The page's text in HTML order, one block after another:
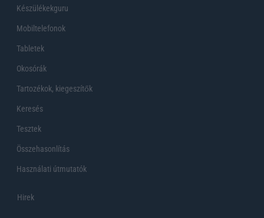
Készülékekguru
Mobiltelefonok
Tabletek
Okosórák
Tartozékok, kiegeszítők
Keresés
Tesztek
Összehasonlítás
Használati útmutatók
Hirek